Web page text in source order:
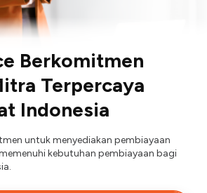
Berkomitmen
Terpercaya
Indonesia
untuk menyediakan pembiayaan
kebutuhan pembiayaan bagi